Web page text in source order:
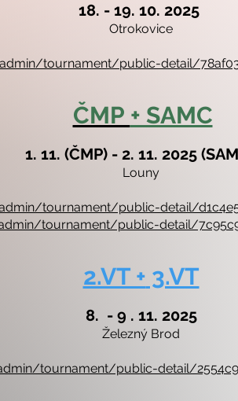
18. - 19. 10. 2025
Otrokovice
tournament/public-detail/
ČMP + SAMC
1. 11. (ČMP) - 2. 11. 2025
Louny
tournament/public-detail/
tournament/public-detail/
2.VT + 3.VT
8. - 9 . 11. 2025
Železný Brod
tournament/public-detail/